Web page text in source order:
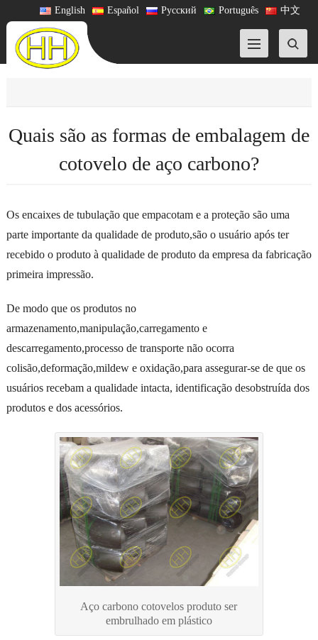
中文
Português
Русский
Español
English
Quais são as formas de embalagem de
cotovelo de aço carbono?
Os encaixes de tubulação que empacotam e a proteção são uma
parte importante da qualidade de produto,são o usuário após ter
recebido o produto à qualidade de produto da empresa da fabricação
primeira impressão.
De modo que os produtos no
armazenamento,manipulação,carregamento e
descarregamento,processo de transporte não ocorra
colisão,deformação,mildew e oxidação,para assegurar-se de que os
usuários recebam a qualidade intacta, identificação desobstruída dos
produtos e dos acessórios.
Aço carbono cotovelos produto ser
embrulhado em plástico